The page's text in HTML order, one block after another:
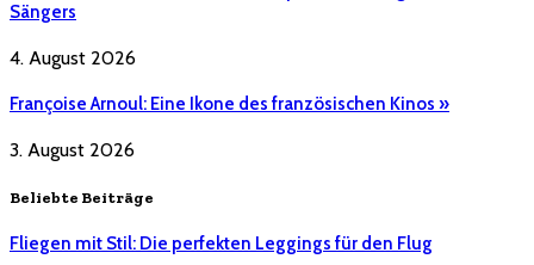
Sängers
4. August 2026
Françoise Arnoul: Eine Ikone des französischen Kinos »
3. August 2026
Beliebte Beiträge
Fliegen mit Stil: Die perfekten Leggings für den Flug